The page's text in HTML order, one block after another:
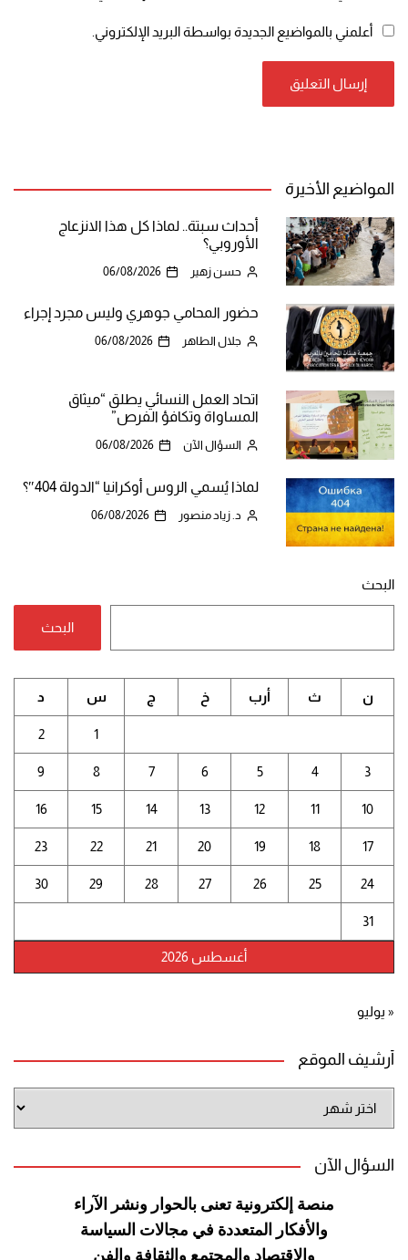
أعلمني بالمواضيع الجديدة بواسطة البريد الإلكتروني.
المواضيع الأخيرة
أحداث سبتة.. لماذا كل هذا الانزعاج
الأوروبي؟
حسن زهير 06/08/2026
حضور المحامي جوهري وليس مجرد إجراء
جلال الطاهر 06/08/2026
اتحاد العمل النسائي يطلق “ميثاق
المساواة وتكافؤ الفرص”
السؤال الآن 06/08/2026
لماذا يُسمي الروس أوكرانيا “الدولة 404″؟
د. زياد منصور 06/08/2026
البحث
البحث
أغسطس 2026
ن ث أرب خ ج س د
1
2
3
4
5
6
7
8
9
10
11
12
13
14
15
16
17
18
19
20
21
22
23
24
25
26
27
28
29
30
31
« يوليو
أرشيف الموقع
الموقع
السؤال الآن
منصة إلكترونية تعنى بالحوار ونشر الآراء
والأفكار المتعددة في مجالات السياسة